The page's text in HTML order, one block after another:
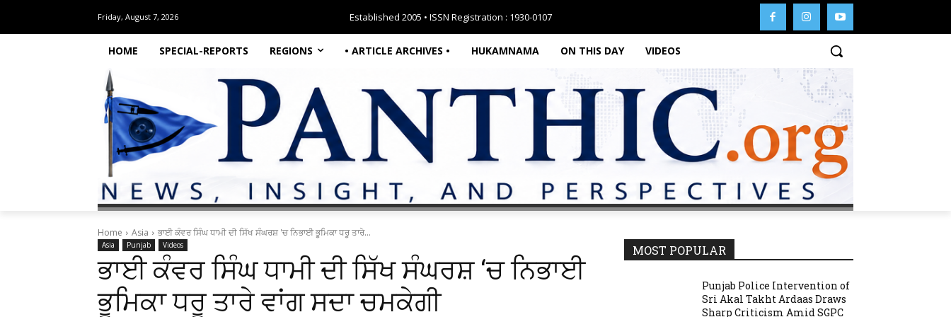
Friday, August 7, 2026 Established 2005 • ISSN Registration : 1930-0107
HOME SPECIAL-REPORTS REGIONS • ARTICLE ARCHIVES • HUKAMNAMA ON THIS DAY VIDEOS
Home Asia ਭਾਈ ਕੰਵਰ ਸਿੰਘ ਧਾਮੀ ਦੀ ਸਿੱਖ ਸੰਘਰਸ਼ 'ਚ ਨਿਭਾਈ ਭੂਮਿਕਾ ਧਰੂ ਤਾਰੇ...
Asia Punjab Videos
ਭਾਈ ਕੰਵਰ ਸਿੰਘ ਧਾਮੀ ਦੀ ਸਿੱਖ ਸੰਘਰਸ਼ ‘ਚ ਨਿਭਾਈ
ਭੂਮਿਕਾ ਧਰੂ ਤਾਰੇ ਵਾਂਗ ਸਦਾ ਚਮਕੇਗੀ
MOST POPULAR
Punjab Police Intervention of
Sri Akal Takht Ardaas Draws
Sharp Criticism Amid SGPC